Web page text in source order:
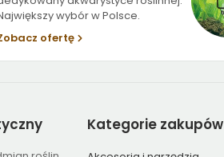
wybór w Polsce.
ofertę
Kategoriezakupów